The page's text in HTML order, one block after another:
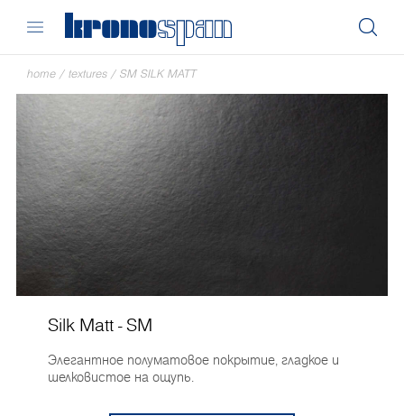
home / textures / SM SILK MATT
Silk Matt - SM
Элегантное полуматовое покрытие, гладкое и
шелковистое на ощупь.